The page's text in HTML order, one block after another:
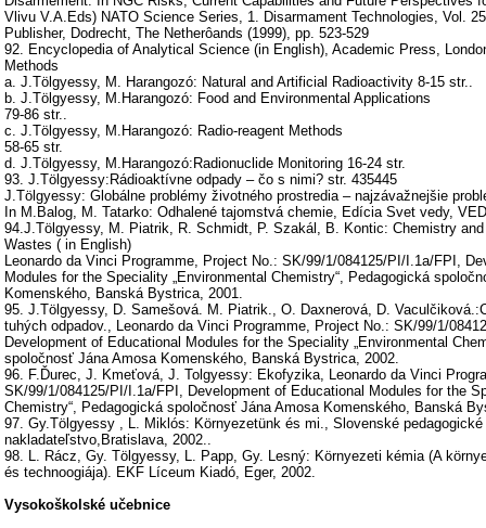
Vlivu V.A.Eds) NATO Science Series, 1. Disarmament Technologies, Vol.
Publisher, Dodrecht, The Netherôands (1999), pp. 523-529
92. Encyclopedia of Analytical Science (in English), Academic Press,
Methods
a. J.Tölgyessy, M. Harangozó: Natural and Artificial Radioactivity 8-15 str..
b. J.Tölgyessy, M.Harangozó: Food and Environmental Applications
79-86 str..
c. J.Tölgyessy, M.Harangozó: Radio-reagent Methods
58-65 str.
d. J.Tölgyessy, M.Harangozó:Radionuclide Monitoring 16-24 str.
93. J.Tölgyessy:Rádioaktívne odpady – čo s nimi? str. 435445
J.Tölgyessy: Globálne problémy životného prostredia – najzávažnejšie
In M.Balog, M. Tatarko: Odhalené tajomstvá chemie, Edícia Svet vedy,
94.J.Tölgyessy, M. Piatrik, R. Schmidt, P. Szakál, B. Kontic: Chemistry
Wastes ( in English)
Leonardo da Vinci Programme, Project No.: SK/99/1/084125/PI/I.1a/FPI,
Modules for the Speciality „Environmental Chemistry“, Pedagogická
Komenského, Banská Bystrica, 2001.
95. J.Tölgyessy, D. Samešová. M. Piatrik., O. Daxnerová, D.
tuhých odpadov., Leonardo da Vinci Programme, Project No.: SK/99/1/
Development of Educational Modules for the Speciality „Environmental
spoločnosť Jána Amosa Komenského, Banská Bystrica, 2002.
96. F.Ďurec, J. Kmeťová, J. Tolgyessy: Ekofyzika, Leonardo da Vinci
SK/99/1/084125/PI/I.1a/FPI, Development of Educational Modules for the
Chemistry“, Pedagogická spoločnosť Jána Amosa Komenského, Banská
97. Gy.Tölgyessy , L. Miklós: Környezetünk és mi., Slovenské pedagogické
nakladateľstvo,Bratislava, 2002..
98. L. Rácz, Gy. Tölgyessy, L. Papp, Gy. Lesný: Környezeti kémia (A
és technoogiája). EKF Líceum Kiadó, Eger, 2002.
Vysokoškolské učebnice